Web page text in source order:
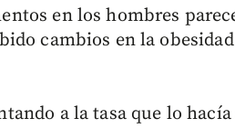
en los hombres
cambios en la
a la tasa que lo